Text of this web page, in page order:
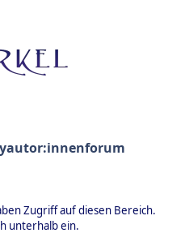
Zugriff auf diesen Bereich.
unterhalb ein.